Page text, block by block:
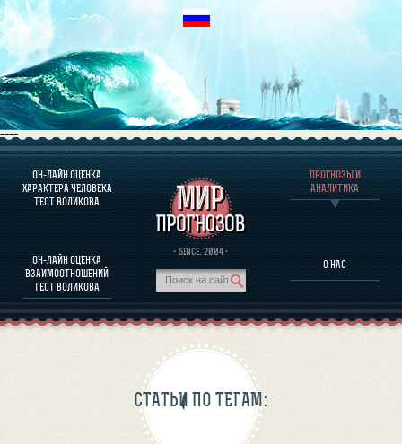
----
ОН-ЛАЙН ОЦЕНКА
ХАРАКТЕРА ЧЕЛОВЕКА
ТЕСТ ВОЛИКОВА
ОН-ЛАЙН ОЦЕНКА
ВЗАИМООТНОШЕНИЙ
ТЕСТ ВОЛИКОВА
· SINCE. 2004 ·
ПРОГНОЗЫ И
АНАЛИТИКА
О НАС
О ПРОГРАММЕ
ОЦЕНКА ХАРАКТЕРA ЧЕЛОВЕКА
ОЦЕНКА ХАРАКТЕРА ВЫДАЮЩИХСЯ ЛИЧНОСТЕЙ
О ПРОГРАММЕ
ПРОГНОЗЫ И АНАЛИТИКА
СТАТЬИ ПО ТЕГАМ: